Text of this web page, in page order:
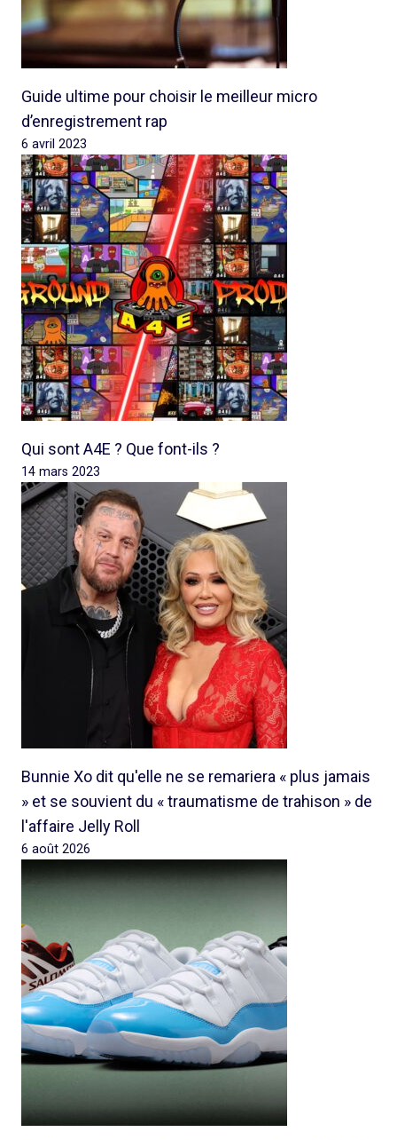
Guide ultime pour choisir le meilleur micro
d’enregistrement rap
6 avril 2023
Qui sont A4E ? Que font-ils ?
14 mars 2023
Bunnie Xo dit qu'elle ne se remariera « plus jamais
» et se souvient du « traumatisme de trahison » de
l'affaire Jelly Roll
6 août 2026